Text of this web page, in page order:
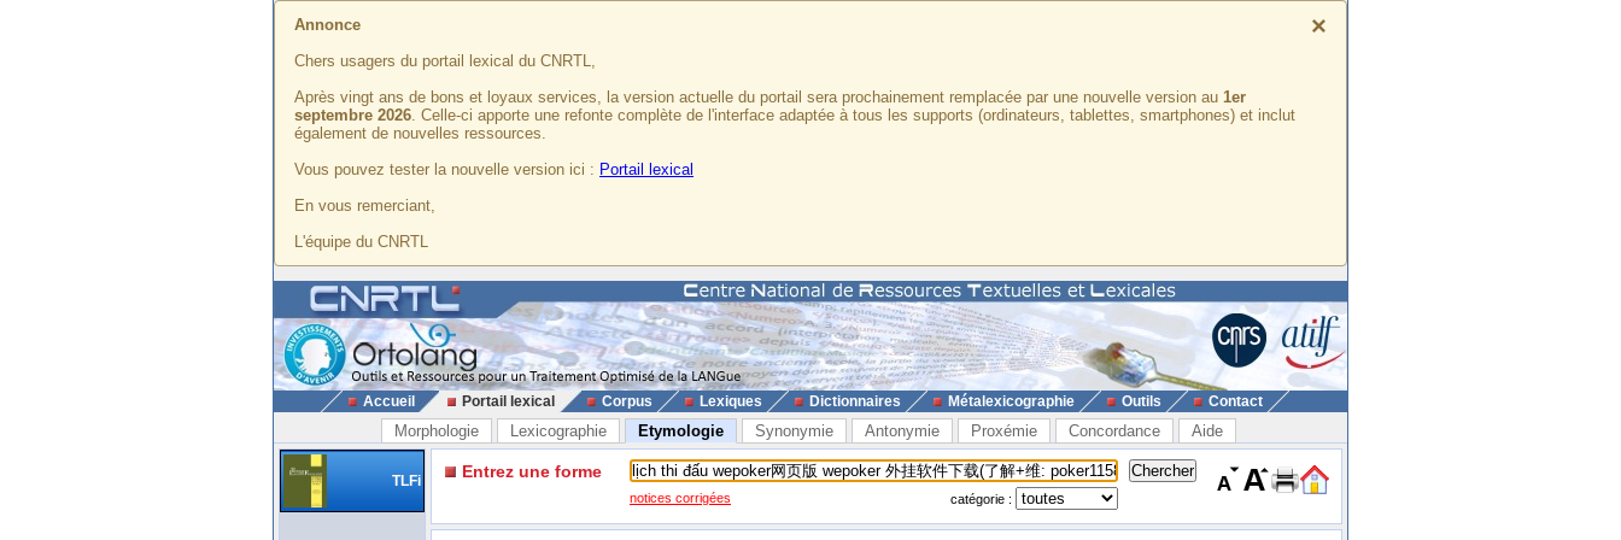
×
Annonce
Chers usagers du portail lexical du CNRTL,
Après vingt ans de bons et loyaux services, la version actuelle du portail sera prochainement remplacée par une nouvelle version au 1er
septembre 2026. Celle-ci apporte une refonte complète de l'interface adaptée à tous les supports (ordinateurs, tablettes, smartphones) et inclut
également de nouvelles ressources.
Vous pouvez tester la nouvelle version ici : Portail lexical
En vous remerciant,
L'équipe du CNRTL
Accueil Portail lexical Corpus Lexiques Dictionnaires Métalexicographie Outils Contact
Morphologie Lexicographie Etymologie Synonymie Antonymie Proxémie Concordance Aide
TLFi Entrez une forme
notices corrigées catégorie :